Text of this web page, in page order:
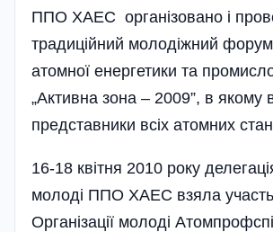
ППО ХАЕС організовано і
традиційний молодіжний форум
атомної енергетики та
„Активна зона – 2009”, в якому
представники всіх атомних
16-18 квітня 2010 року
молоді ППО ХАЕС взяла участь у
Організації молоді